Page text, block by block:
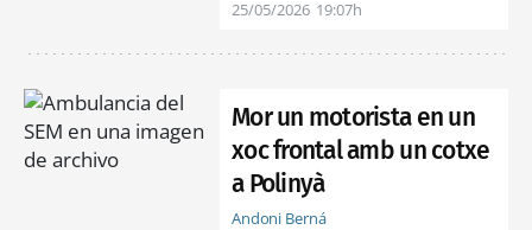
25/05/2026 19:07h
Mor un motorista en un
xoc frontal amb un cotxe
a Polinyà
Andoni Berná